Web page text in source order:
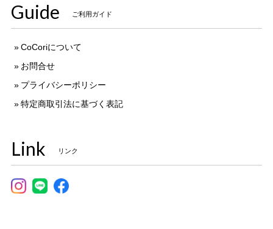
Guide ご利用ガイド
CoCoriについて
お問合せ
プライバシーポリシー
特定商取引法に基づく表記
Link リンク